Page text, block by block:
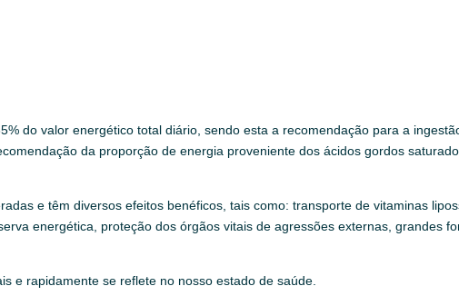
do valor energético total diário, sendo esta a recomendação para a
da proporção de energia proveniente dos ácidos gordos
e têm diversos efeitos benéficos, tais como: transporte de vitaminas
energética, proteção dos órgãos vitais de agressões externas, grandes
e rapidamente se reflete no nosso estado de saúde.